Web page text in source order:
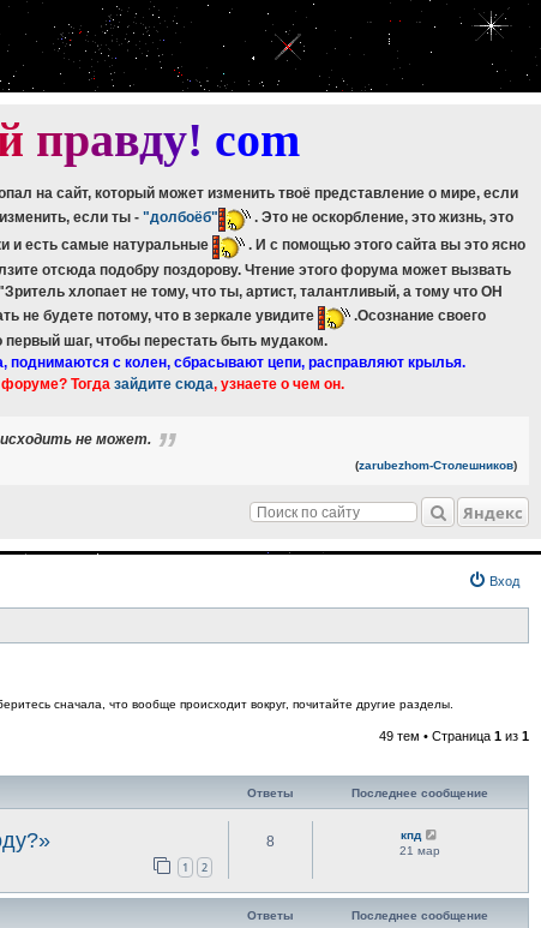
правду! com
на сайт, который может изменить твоё представление о мире, если
если ты - "долбоёб"
. Это не оскорбление, это жизнь, это
и есть самые натуральные
. И с помощью этого сайта вы это ясно
отсюда подобру поздорову. Чтение этого форума может вызвать
хлопает не тому, что ты, артист, талантливый, а тому что ОН
не будете потому, что в зеркале увидите
.Осознание своего
первый шаг, чтобы перестать быть мудаком.
поднимаются с колен, сбрасывают цепи, расправляют крылья.
Тогда зайдите сюда, узнаете о чем он.
не может.
(zarubezhom-Столешников)
Яндекс
Вход
сначала, что вообще происходит вокруг, почитайте другие разделы.
49 тем • Страница 1 из 1
Ответы Последнее сообщение
1 2
8
кпд
21 мар
Ответы Последнее сообщение